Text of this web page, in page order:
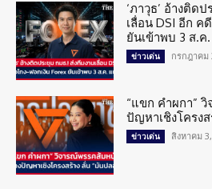
‘ภาวุธ’ อ้างติด
เลื่อน DSI อีก ค
ยันเข้าพบ 3 ส.
ข่าวเด่น กรกฎาคม
“แขก คำผกา”
ปัญหาเชิงโครง
ข่าวเด่น สิงหาคม